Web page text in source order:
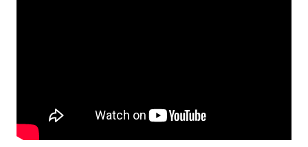
WN
JABAR